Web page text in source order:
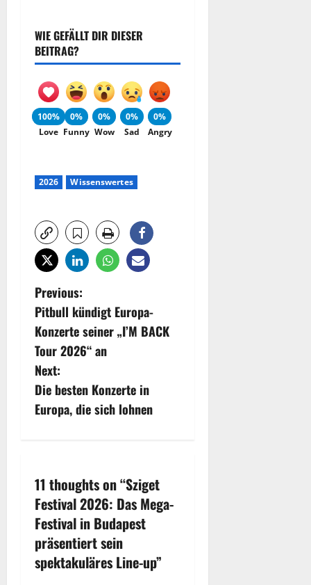
WIE GEFÄLLT DIR DIESER
BEITRAG?
100%
Love
0%
Funny
0%
Wow
0%
Sad
0%
Angry
2026 Wissenswertes
P
o
s
t
n
v
i
g
a
Previous:
Pitbull kündigt Europa-
Konzerte seiner „I’M BACK
Tour 2026“ an
Next:
Die besten Konzerte in
Europa, die sich lohnen
11 thoughts on “Sziget
Festival 2026: Das Mega-
Festival in Budapest
präsentiert sein
spektakuläres Line-up”